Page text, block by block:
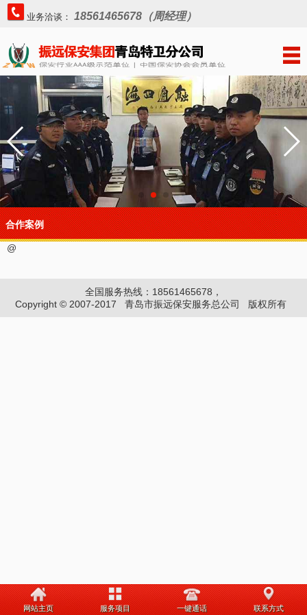
业务洽谈： 18561465678（周经理）
合作案例
@
全国服务热线：18561465678，
Copyright © 2007-2017 青岛市振远保安服务总公司 版权所有
网站主页 服务项目 一键通话 联系方式